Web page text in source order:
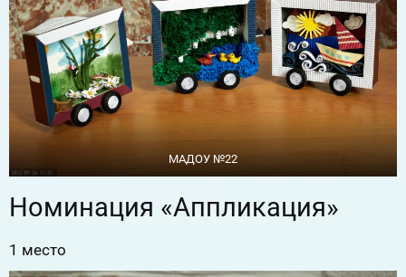
МАДОУ №22
Номинация «Аппликация»
1 место